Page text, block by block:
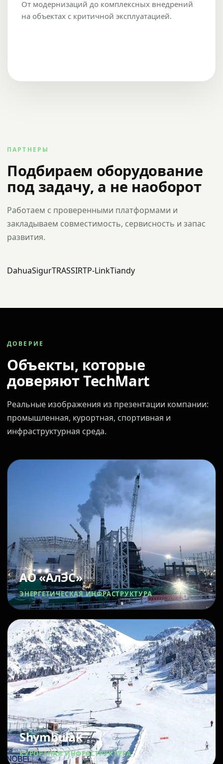
От модернизаций до комплексных внедрений
на объектах с критичной эксплуатацией.
ПАРТНЕРЫ
Подбираем оборудование
под задачу, а не наоборот
Работаем с проверенными платформами и
закладываем совместимость, сервисность и запас
развития.
DahuaSigurTRASSIRTP-LinkTiandy
ДОВЕРИЕ
Объекты, которые
доверяют TechMart
Реальные изображения из презентации компании:
промышленная, курортная, спортивная и
инфраструктурная среда.
АО «АлЭС»
ЭНЕРГЕТИЧЕСКАЯ ИНФРАСТРУКТУРА
Shymbulak
КУРОРТНАЯ ИНФРАСТРУКТУРА